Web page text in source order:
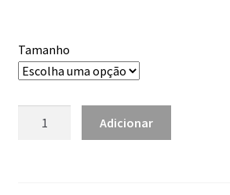
through
4.30 €
Tamanho
Adicionar